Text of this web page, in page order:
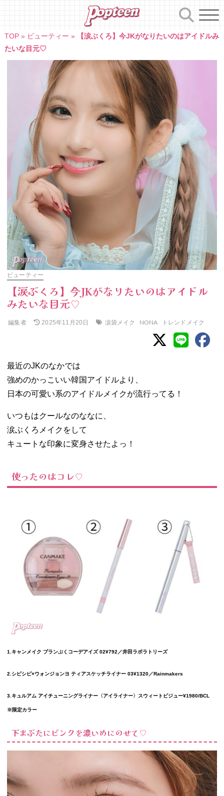
TOP» ビューティー »
【涙ぶくろ】今JKがなりたいのはアイドルみ
たいな目元♡
ビューティー
【涙ぶくろ】今JKがなりたいのはアイドル
みたいな目元♡
編集者 2025年11月20日 涙袋メイク NONA トレンドメイク
最近のJKのなかでは
強めのかっこいい韓国アイドルより、
日本の可愛い系のアイドルメイクが流行ってる！
いつもはクールなのななに、
涙ぶくろメイクをして
キュートな印象に変身させたよっ！
使ったのはコレ♡
1.キャンメイク プランぷくコーデアイズ 02¥792／井田ラボラトリーズ
2.シピシピ×ウォンジョンヨ ティアスケッチライナー 03¥1320／Rainmakers
3.キュルアム アイチューニングライナー〈アイライナー〉スウィートビジュー¥1980/BCL
※限定カラー
下まぶたにピンクを濃いめにのせて♡